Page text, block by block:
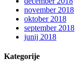
november 2018
oktober 2018
september 2018
junij 2018
Kategorije